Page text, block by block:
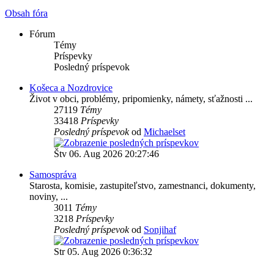
Obsah fóra
Fórum
Témy
Príspevky
Posledný príspevok
Košeca a Nozdrovice
Život v obci, problémy, pripomienky, námety, sťažnosti ...
27119 Témy
33418 Príspevky
Posledný príspevokod Michaelset
Štv 06. Aug 2026 20:27:46
Samospráva
Starosta, komisie, zastupiteľstvo, zamestnanci, dokumenty,
noviny, ...
3011 Témy
3218 Príspevky
Posledný príspevokod Sonjihaf
Str 05. Aug 2026 0:36:32